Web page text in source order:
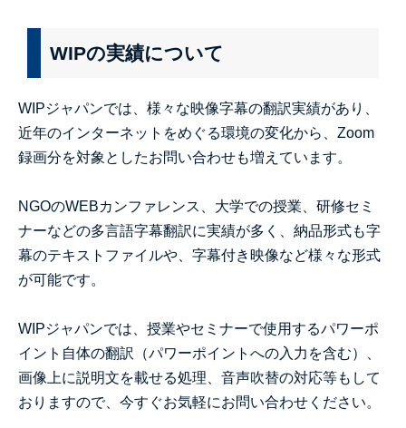
WIPの実績について
WIPジャパンでは、様々な映像字幕の翻訳実績があり、
近年のインターネットをめぐる環境の変化から、Zoom
録画分を対象としたお問い合わせも増えています。
NGOのWEBカンファレンス、大学での授業、研修セミ
ナーなどの多言語字幕翻訳に実績が多く、納品形式も字
幕のテキストファイルや、字幕付き映像など様々な形式
が可能です。
WIPジャパンでは、授業やセミナーで使用するパワーポ
イント自体の翻訳（パワーポイントへの入力を含む）、
画像上に説明文を載せる処理、音声吹替の対応等もして
おりますので、今すぐお気軽にお問い合わせください。